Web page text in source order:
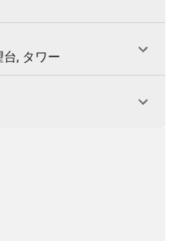
台, タワー